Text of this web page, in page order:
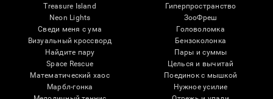
Treasure Island
Neon Lights
Сведи меня с ума
Визуальный кроссворд
Найдите пару
Space Rescue
Математический хаос
Марбл-гонка
Гиперпространство
ЗооФреш
Головоломка
Бензоколонка
Пары и суммы
Целься и вычитай
Поединок с мышкой
Нужное усилие